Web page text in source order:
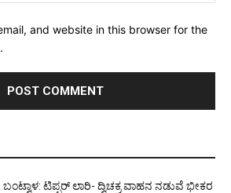
and website in this browser for the
ಬಂಟ್ವಾಳ: ಟಿಪ್ಪರ್ ಲಾರಿ- ದ್ವಿಚಕ್ರ ವಾಹನ ನಡುವೆ ಭೀಕರ